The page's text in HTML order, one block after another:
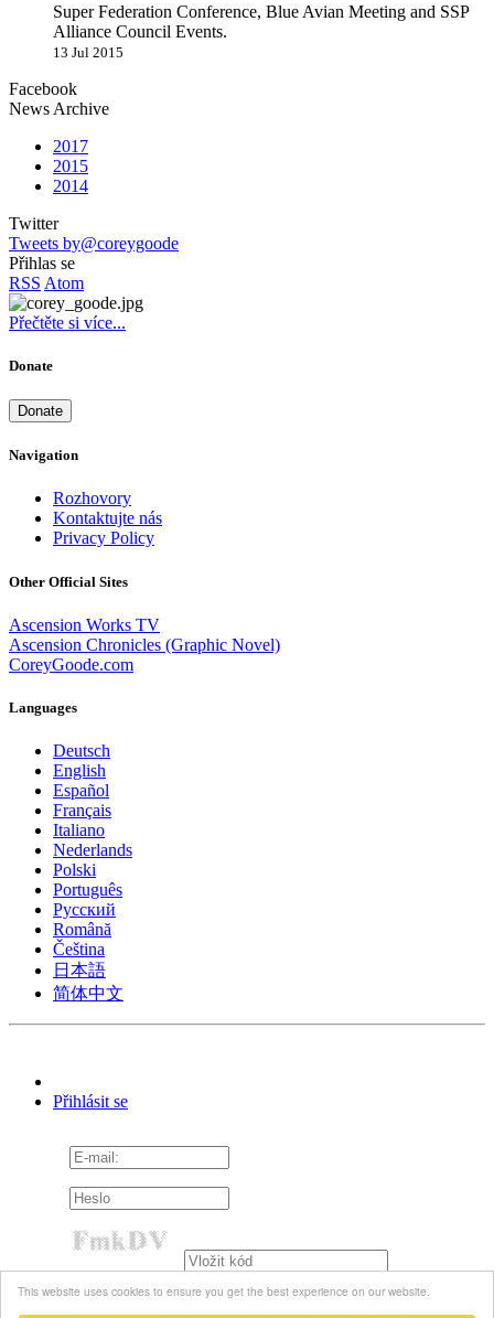
This website uses cookies to ensure you get the best experience on our website.
Super Federation Conference, Blue Avian Meeting and SSP
Alliance Council Events.
13 Jul 2015
Facebook
News Archive
2017
2015
2014
Twitter
Tweets by@coreygoode
Přihlas se
RSS Atom
Přečtěte si více...
Donate
Donate
Navigation
Rozhovory
Kontaktujte nás
Privacy Policy
Other Official Sites
Ascension Works TV
Ascension Chronicles (Graphic Novel)
CoreyGoode.com
Languages
Deutsch
English
Español
Français
Italiano
Nederlands
Polski
Português
Pусский
Română
Čeština
日本語
简体中文
Přihlásit se
Pamatuj si mě